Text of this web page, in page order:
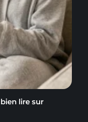
lire sur